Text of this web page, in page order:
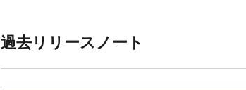
過去リリースノート